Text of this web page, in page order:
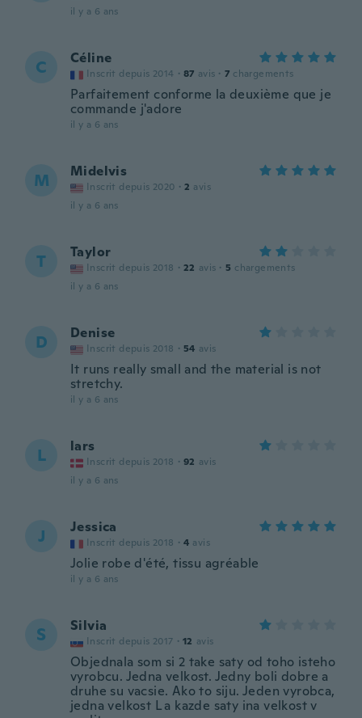
il y a 6 ans
C Céline
Inscrit depuis 2014 · 87 avis · 7 chargements
Parfaitement conforme la deuxième que je
commande j'adore
il y a 6 ans
M Midelvis
Inscrit depuis 2020 · 2 avis
il y a 6 ans
T Taylor
Inscrit depuis 2018 · 22 avis · 5 chargements
il y a 6 ans
D Denise
Inscrit depuis 2018 · 54 avis
It runs really small and the material is not
stretchy.
il y a 6 ans
L lars
Inscrit depuis 2018 · 92 avis
il y a 6 ans
J Jessica
Inscrit depuis 2018 · 4 avis
Jolie robe d'été, tissu agréable
il y a 6 ans
S Silvia
Inscrit depuis 2017 · 12 avis
Objednala som si 2 take saty od toho isteho
vyrobcu. Jedna velkost. Jedny boli dobre a
druhe su vacsie. Ako to siju. Jeden vyrobca,
jedna velkost L a kazde saty ina velkost v